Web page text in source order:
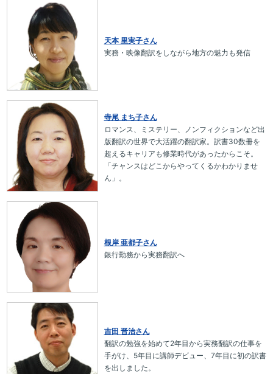
天本 里実子さん
実務・映像翻訳をしながら地方の魅力も発信
寺尾 まち子さん
ロマンス、ミステリー、ノンフィクションなど出
版翻訳の世界で大活躍の翻訳家。訳書30数冊を
超えるキャリアも修業時代があったからこそ。
「チャンスはどこからやってくるかわかりませ
ん」。
根岸 亜都子さん
銀行勤務から実務翻訳へ
吉田 晋治さん
翻訳の勉強を始めて2年目から実務翻訳の仕事を
手がけ、5年目に講師デビュー、7年目に初の訳書
を出しました。